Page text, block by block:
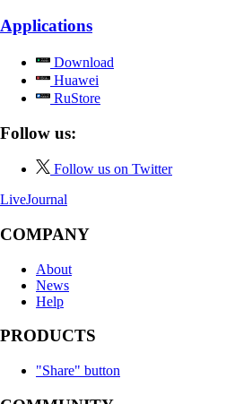
Applications
Download
Huawei
RuStore
Follow us:
Follow us on Twitter
LiveJournal
COMPANY
About
News
Help
PRODUCTS
"Share" button